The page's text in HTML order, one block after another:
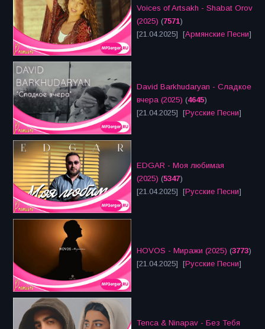
Voices of Artsakh - Shabat Orov
(2025) (7571)
[21.04.2025] [Армянские Песни]
David Barkhudaryan - Сладкое
вчера (2025) (4645)
[21.04.2025] [Русские Песни]
EDGAR - Моя любимая
(2025) (5347)
[21.04.2025] [Русские Песни]
HOVOS - Миражи (2025) (3773)
[21.04.2025] [Русские Песни]
Tenca & Ninapav - Без Тебя